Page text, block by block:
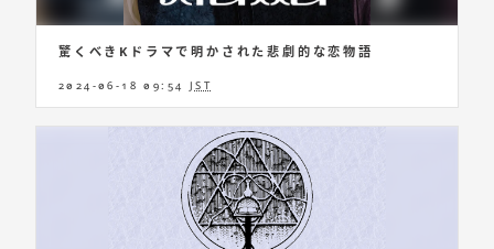
驚くべきKドラマで明かされた悲劇的な恋物語
2024-06-18 09:54 JST